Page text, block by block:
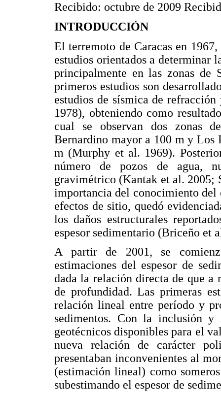
Recibido: octubre de 2009
INTRODUCCIÓN
El terremoto de Caracas en
estudios orientados a determinar
principalmente en las zonas de
primeros estudios son
estudios de sísmica de
1978), obteniendo como
cual se observan dos zonas
Bernardino mayor a 100 m y Los
m (Murphy et al. 1969).
número de pozos de agua,
gravimétrico (Kantak et al. 2005;
importancia del conocimiento del
efectos de sitio, quedó
los daños estructurales
espesor sedimentario (Briceño et
A partir de 2001, se
estimaciones del espesor de
dada la relación directa de que
de profundidad. Las primeras
relación lineal entre período y
sedimentos. Con la inclusión
geotécnicos disponibles para el
nueva relación de carácter
presentaban inconvenientes al
(estimación lineal) como
subestimando el espesor de